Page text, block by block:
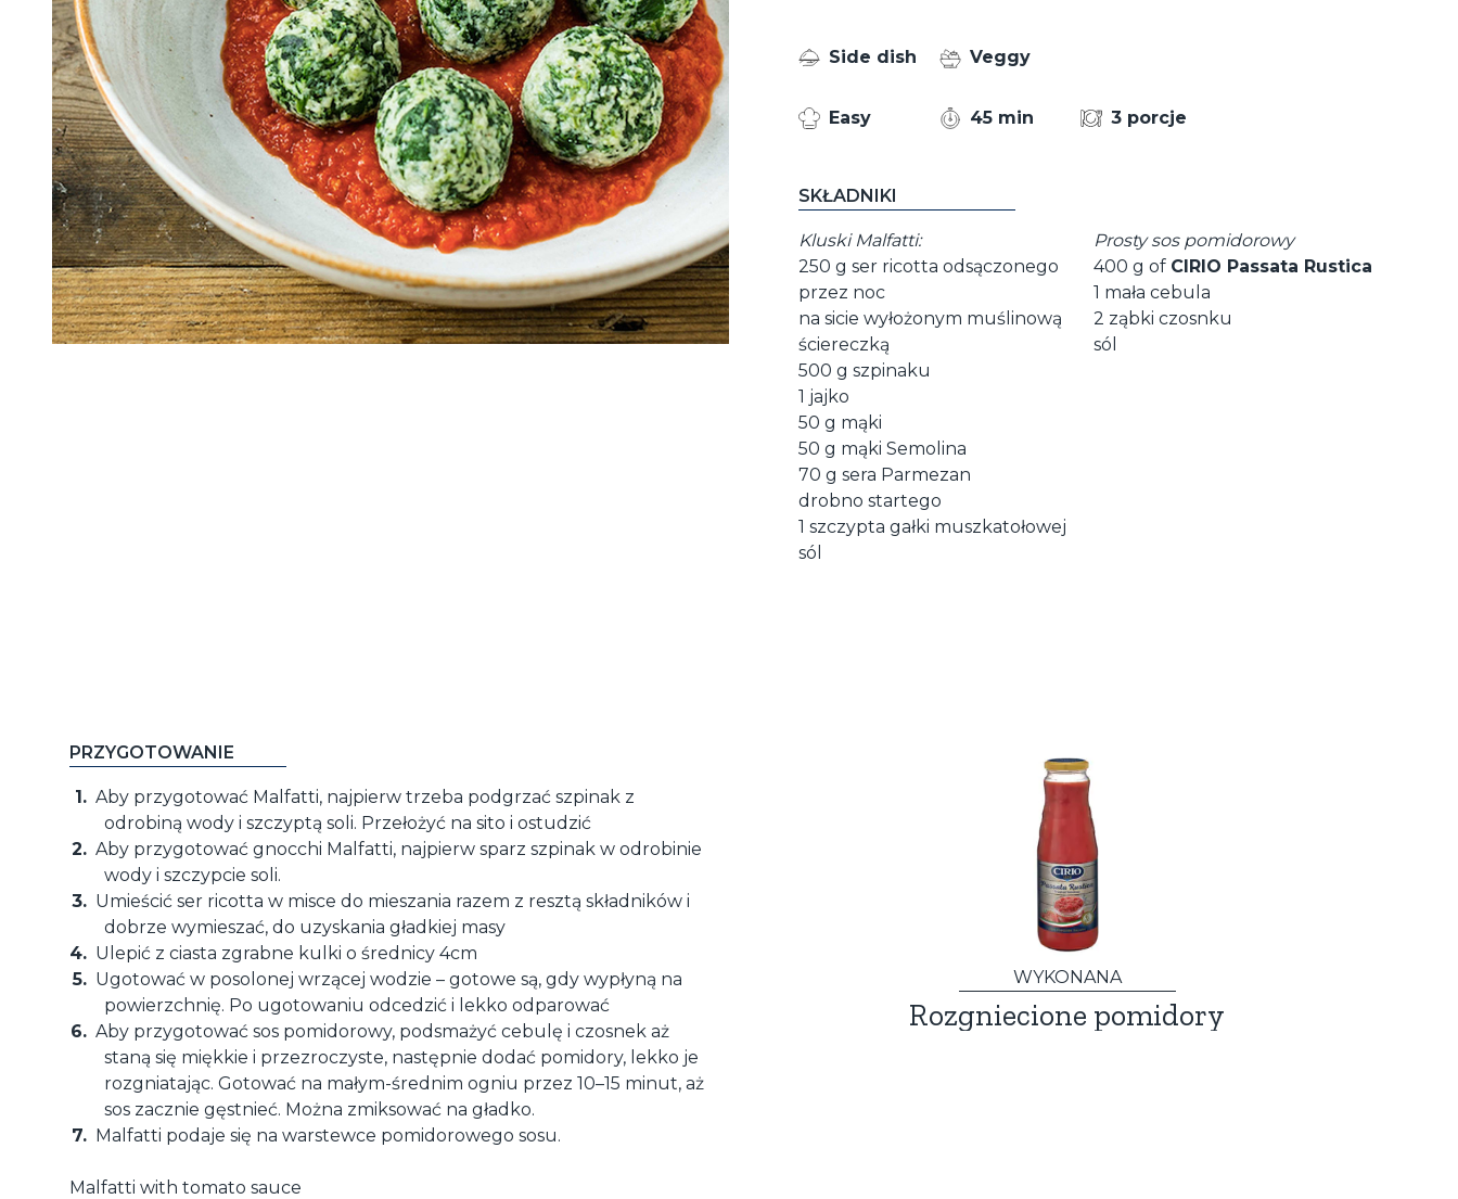
Side dish Veggy
Easy 45 min 3 porcje
SKŁADNIKI
Kluski Malfatti:
250 g ser ricotta odsączonego
przez noc
na sicie wyłożonym muślinową
ściereczką
500 g szpinaku
1 jajko
50 g mąki
50 g mąki Semolina
70 g sera Parmezan
drobno startego
1 szczypta gałki muszkatołowej
sól
Prosty sos pomidorowy
400 g of CIRIO Passata Rustica
1 mała cebula
2 ząbki czosnku
sól
PRZYGOTOWANIE
Aby przygotować Malfatti, najpierw trzeba podgrzać szpinak z
odrobiną wody i szczyptą soli. Przełożyć na sito i ostudzić
Aby przygotować gnocchi Malfatti, najpierw sparz szpinak w odrobinie
wody i szczypcie soli.
Umieścić ser ricotta w misce do mieszania razem z resztą składników i
dobrze wymieszać, do uzyskania gładkiej masy
Ulepić z ciasta zgrabne kulki o średnicy 4cm
Ugotować w posolonej wrzącej wodzie – gotowe są, gdy wypłyną na
powierzchnię. Po ugotowaniu odcedzić i lekko odparować
Aby przygotować sos pomidorowy, podsmażyć cebulę i czosnek aż
staną się miękkie i przezroczyste, następnie dodać pomidory, lekko je
rozgniatając. Gotować na małym-średnim ogniu przez 10–15 minut, aż
sos zacznie gęstnieć. Można zmiksować na gładko.
Malfatti podaje się na warstewce pomidorowego sosu.
Malfatti with tomato sauce
WYKONANA
Rozgniecione pomidory